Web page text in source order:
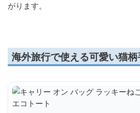
がります。
海外旅行で使える可愛い猫